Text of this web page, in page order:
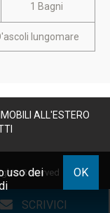
SCRIVICI
1 Bagni
lungomare
ALL'ESTERO
Reserved |
uso dei
OK